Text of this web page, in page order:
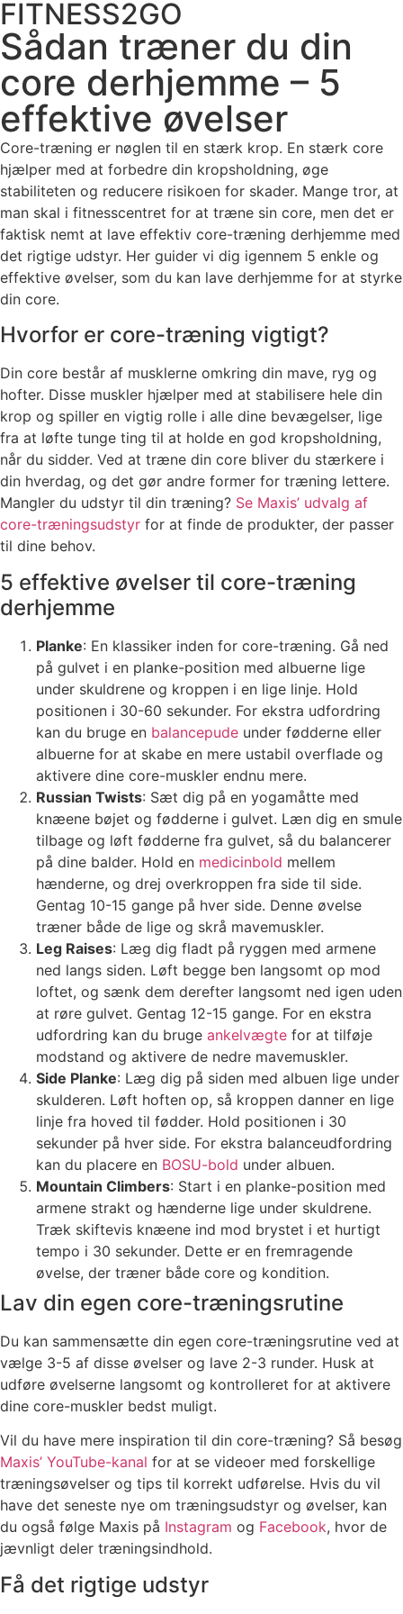
Videre
til
indhold
FITNESS2GO
Sådan træner du din
core derhjemme – 5
effektive øvelser
Core-træning er nøglen til en stærk krop. En stærk core
hjælper med at forbedre din kropsholdning, øge
stabiliteten og reducere risikoen for skader. Mange tror, at
man skal i fitnesscentret for at træne sin core, men det er
faktisk nemt at lave effektiv core-træning derhjemme med
det rigtige udstyr. Her guider vi dig igennem 5 enkle og
effektive øvelser, som du kan lave derhjemme for at styrke
din core.
Hvorfor er core-træning vigtigt?
Din core består af musklerne omkring din mave, ryg og
hofter. Disse muskler hjælper med at stabilisere hele din
krop og spiller en vigtig rolle i alle dine bevægelser, lige
fra at løfte tunge ting til at holde en god kropsholdning,
når du sidder. Ved at træne din core bliver du stærkere i
din hverdag, og det gør andre former for træning lettere.
Mangler du udstyr til din træning? Se Maxis’ udvalg af
core-træningsudstyr for at finde de produkter, der passer
til dine behov.
5 effektive øvelser til core-træning
derhjemme
Planke: En klassiker inden for core-træning. Gå ned
på gulvet i en planke-position med albuerne lige
under skuldrene og kroppen i en lige linje. Hold
positionen i 30-60 sekunder. For ekstra udfordring
kan du bruge en balancepude under fødderne eller
albuerne for at skabe en mere ustabil overflade og
aktivere dine core-muskler endnu mere.
Russian Twists: Sæt dig på en yogamåtte med
knæene bøjet og fødderne i gulvet. Læn dig en smule
tilbage og løft fødderne fra gulvet, så du balancerer
på dine balder. Hold en medicinbold mellem
hænderne, og drej overkroppen fra side til side.
Gentag 10-15 gange på hver side. Denne øvelse
træner både de lige og skrå mavemuskler.
Leg Raises: Læg dig fladt på ryggen med armene
ned langs siden. Løft begge ben langsomt op mod
loftet, og sænk dem derefter langsomt ned igen uden
at røre gulvet. Gentag 12-15 gange. For en ekstra
udfordring kan du bruge ankelvægte for at tilføje
modstand og aktivere de nedre mavemuskler.
Side Planke: Læg dig på siden med albuen lige under
skulderen. Løft hoften op, så kroppen danner en lige
linje fra hoved til fødder. Hold positionen i 30
sekunder på hver side. For ekstra balanceudfordring
kan du placere en BOSU-bold under albuen.
Mountain Climbers: Start i en planke-position med
armene strakt og hænderne lige under skuldrene.
Træk skiftevis knæene ind mod brystet i et hurtigt
tempo i 30 sekunder. Dette er en fremragende
øvelse, der træner både core og kondition.
Lav din egen core-træningsrutine
Du kan sammensætte din egen core-træningsrutine ved at
vælge 3-5 af disse øvelser og lave 2-3 runder. Husk at
udføre øvelserne langsomt og kontrolleret for at aktivere
dine core-muskler bedst muligt.
Vil du have mere inspiration til din core-træning? Så besøg
Maxis’ YouTube-kanal for at se videoer med forskellige
træningsøvelser og tips til korrekt udførelse. Hvis du vil
have det seneste nye om træningsudstyr og øvelser, kan
du også følge Maxis på Instagram og Facebook, hvor de
jævnligt deler træningsindhold.
Få det rigtige udstyr